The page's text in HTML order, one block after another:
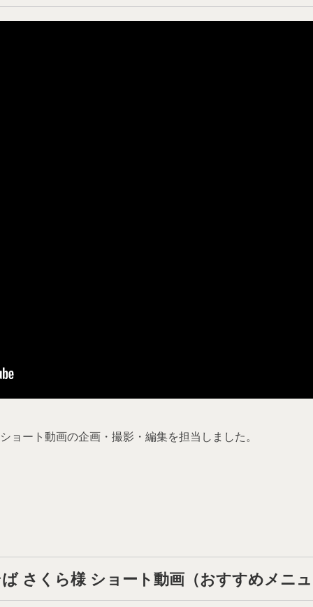
ョート動画の企画・撮影・編集を担当しました。
さくら様 ショート動画（おすすめメニュ